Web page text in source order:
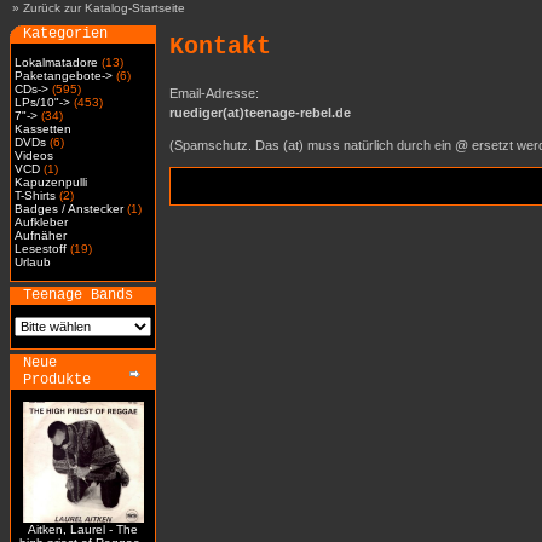
» Zurück zur Katalog-Startseite
Kategorien
Lokalmatadore (13)
Paketangebote-> (6)
CDs-> (595)
LPs/10"-> (453)
7"-> (34)
Kassetten
DVDs (6)
Videos
VCD (1)
Kapuzenpulli
T-Shirts (2)
Badges / Anstecker(1)
Aufkleber
Aufnäher
Lesestoff (19)
Urlaub
Teenage Bands
Neue
Produkte
Aitken, Laurel - The
Kontakt
Email-Adresse:
ruediger(at)teenage-rebel.de
(Spamschutz. Das (at) muss natürlich durch ein @ ersetzt